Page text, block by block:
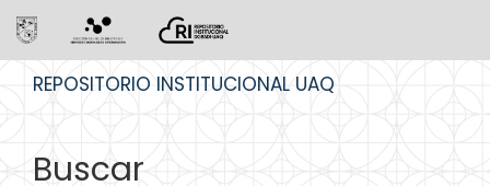
REPOSITORIO INSTITUCIONAL UAQ
Buscar